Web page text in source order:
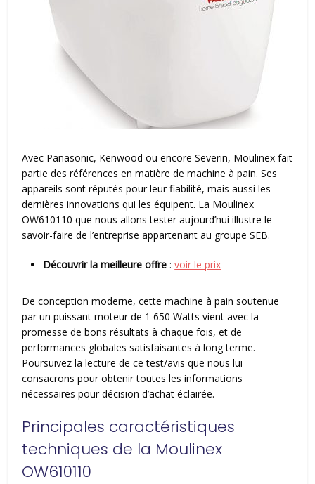
Avec Panasonic, Kenwood ou encore Severin, Moulinex fait
partie des références en matière de machine à pain. Ses
appareils sont réputés pour leur fiabilité, mais aussi les
dernières innovations qui les équipent. La Moulinex
OW610110 que nous allons tester aujourd’hui illustre le
savoir-faire de l’entreprise appartenant au groupe SEB.
Découvrir la meilleure offre :voir le prix
De conception moderne, cette machine à pain soutenue
par un puissant moteur de 1 650 Watts vient avec la
promesse de bons résultats à chaque fois, et de
performances globales satisfaisantes à long terme.
Poursuivez la lecture de ce test/avis que nous lui
consacrons pour obtenir toutes les informations
nécessaires pour décision d’achat éclairée.
Principales caractéristiques
techniques de la Moulinex
OW610110